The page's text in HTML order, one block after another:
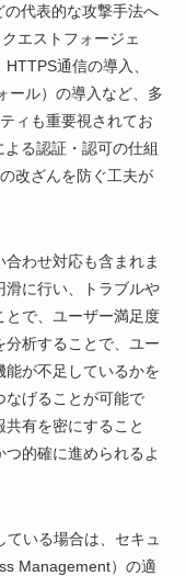
の代表的な攻撃手法へ
エストフォージェ
通信の導入、
ール）の導入など、多
ィも重要視されてお
る認証・認可の仕組
改ざんを防ぐ工夫が
わせ対応も含まれま
滑に行い、トラブルや
とで、ユーザー満足度
分析することで、ユー
が不足しているかを
なげることが可能で
有を密にすること
的確に進められるよ
いる場合は、セキュ
Management）の適